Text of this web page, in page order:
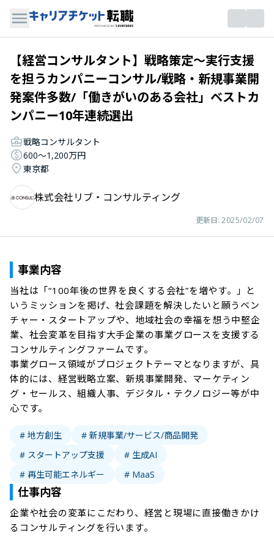
【経営コンサルタント】戦略策定～実行支援
を担うカンパニーコンサル/戦略・新規事業開
発案件多数/「働きがいのある会社」ベストカ
ンパニー10年連続選出
戦略コンサルタント
600〜1,200万円
東京都
株式会社リブ・コンサルティング
更新日: 2025/02/07
事業内容
当社は「“100年後の世界を良くする会社”を増やす。」と
いうミッションを掲げ、社会課題を解決したいと願うベン
チャー・スタートアップや、地域社会の幸福を想う中堅企
業、社会変革を目指す大手企業の事業グロースを支援する
コンサルティングファームです。
事業グロース領域がプロジェクトテーマとなりますが、具
体的には、経営戦略立案、新規事業開発、マーケティン
グ・セールス、組織人事、デジタル・テクノロジー等が中
# 地方創生
# 新規事業/サービス/商品開発
# スタートアップ支援
# 生成AI
# 再生可能エネルギー
# MaaS
仕事内容
企業や社会の変革にこだわり、経営と現場に直接働きかけ
るコンサルティングを行います。